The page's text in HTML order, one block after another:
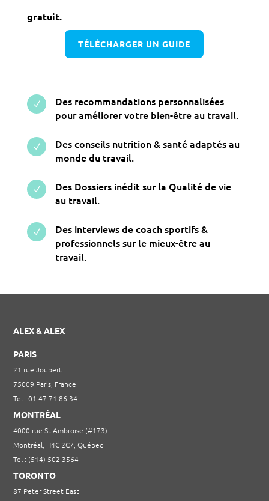
gratuit.
TÉLÉCHARGER UN GUIDE
N
Des recommandations personnalisées
pour améliorer votre bien-être au travail.
N
Des conseils nutrition & santé adaptés au
monde du travail.
N
Des Dossiers inédit sur la Qualité de vie
au travail.
N
Des interviews de coach sportifs &
professionnels sur le mieux-être au
travail.
ALEX & ALEX
PARIS
21 rue Joubert
75009 Paris, France
Tel : 01 47 71 86 34
MONTRÉAL
4000 rue St Ambroise (#173)
Montréal, H4C 2C7, Québec
Tel : (514) 502-3564
TORONTO
87 Peter Street East